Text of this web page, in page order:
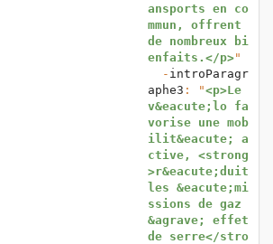
ansports en co
mmun, offrent
de nombreux bi
enfaits.</p>"
  -
introParagr
aphe3 : "<p>Le
v&eacute;lo fa
vorise une mob
ilit&eacute; a
ctive, <strong
>r&eacute;duit
les &eacute;mi
ssions de gaz
&agrave; effet
de serre</stro